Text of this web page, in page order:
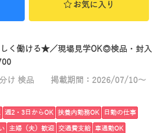
お気に入り
く働ける★／現場見学OK◎検品・封入
け 検品
掲載期間：2026/07/10～
週2・3日からOK 扶養内勤務OK 日勤の仕事
主婦（夫）歓迎 交通費支給 車通勤OK